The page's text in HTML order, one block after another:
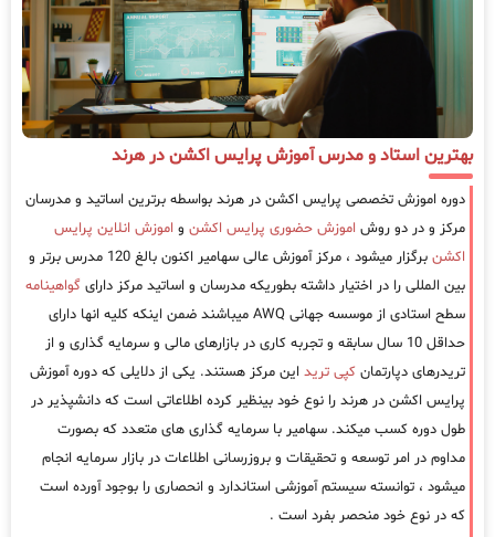
بهترین استاد و مدرس آموزش پرایس اکشن در هرند
دوره اموزش تخصصی پرایس اکشن در هرند بواسطه برترین اساتید و مدرسان
مرکز و در دو روش اموزش حضوری پرایس اکشن و اموزش انلاین پرایس
اکشن
برگزار میشود ، مرکز آموزش عالی سهامیر اکنون بالغ 120 مدرس برتر و
بین المللی را در اختیار داشته بطوریکه مدرسان و اساتید مرکز دارای گواهینامه
سطح استادی از موسسه جهانی AWQ میباشند ضمن اینکه کلیه انها دارای
حداقل 10 سال سابقه و تجربه کاری در بازارهای مالی و سرمایه گذاری و از
تریدرهای دپارتمان کپی ترید این مرکز هستند. یکی از دلایلی که دوره آموزش
پرایس اکشن در هرند را نوع خود بینظیر کرده اطلاعاتی است که دانشپذیر در
طول دوره کسب میکند. سهامیر با سرمایه گذاری های متعدد که بصورت
مداوم در امر توسعه و تحقیقات و بروزرسانی اطلاعات در بازار سرمایه انجام
میشود ، توانسته سیستم آموزشی استاندارد و انحصاری را بوجود آورده است
که در نوع خود منحصر بفرد است .